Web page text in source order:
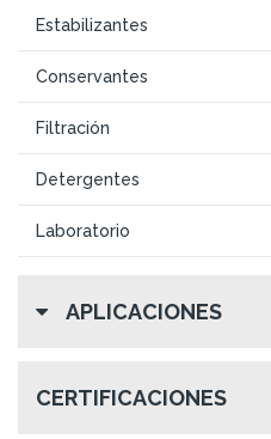
Estabilizantes
Conservantes
Filtración
Detergentes
Laboratorio
APLICACIONES
CERTIFICACIONES